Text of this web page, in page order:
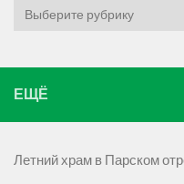
Рубрики
ЕЩЁ
Летний храм в Парском